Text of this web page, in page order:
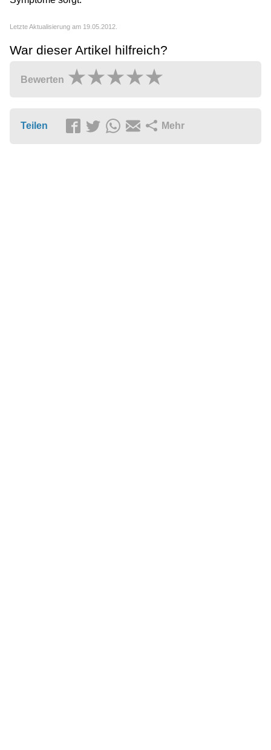
Letzte Aktualisierung am 19.05.2012.
War dieser Artikel hilfreich?
Bewerten
Teilen Mehr